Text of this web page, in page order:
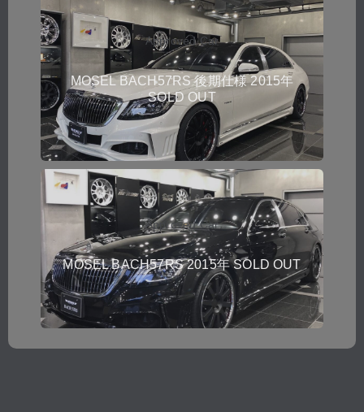
Approved Car
MOSEL BACH57RS 後期仕様 2015年
SOLD OUT
Approved Car
MOSEL BACH57RS 2015年 SOLD OUT